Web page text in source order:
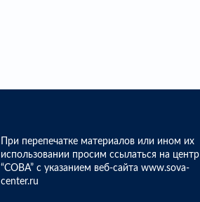
При перепечатке материалов или ином их
использовании просим ссылаться на центр
“СОВА” с указанием веб-сайта www.sova-
center.ru